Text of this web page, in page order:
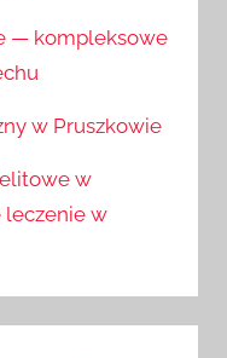
— kompleksowe
w Pruszkowie
w
w